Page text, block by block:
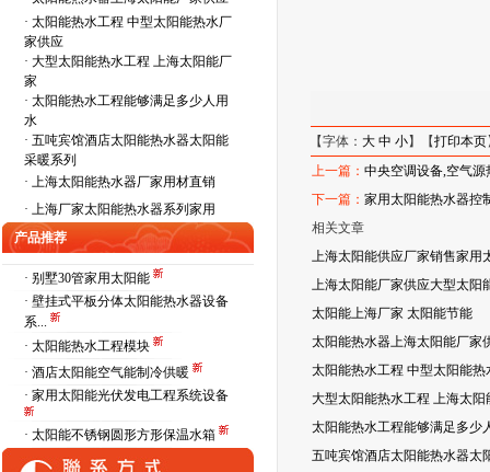
· 太阳能热水工程 中型太阳能热水厂
家供应
· 大型太阳能热水工程 上海太阳能厂
家
· 太阳能热水工程能够满足多少人用
水
· 五吨宾馆酒店太阳能热水器太阳能
采暖系列
· 上海太阳能热水器厂家用材直销
· 上海厂家太阳能热水器系列家用
产品推荐
· 别墅30管家用太阳能
· 壁挂式平板分体太阳能热水器设备
系...
· 太阳能热水工程模块
· 酒店太阳能空气能制冷供暖
· 家用太阳能光伏发电工程系统设备
· 太阳能不锈钢圆形方形保温水箱
【字体：大 中 小】【打印本页
上一篇：中央空调设备,空气
下一篇：家用太阳能热水器控
相关文章
上海太阳能供应厂家销售家用
上海太阳能厂家供应大型太阳
太阳能上海厂家 太阳能节能
太阳能热水器上海太阳能厂家
太阳能热水工程 中型太阳能热
大型太阳能热水工程 上海太阳
太阳能热水工程能够满足多少
五吨宾馆酒店太阳能热水器太